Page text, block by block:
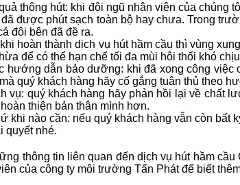
thông hút: khi đội ngũ nhân viên của chúng
được phút sạch toàn bộ hay chưa. Trong
đôi bên đã đề ra.
hoàn thành dịch vụ hút hầm cầu thì vùng
để có thể hạn chế tối đa mùi hôi thối khó
hướng dẫn bảo dưỡng: khi đã xong công
quý khách hàng hãy cố gắng tuân thủ theo
vụ: quý khách hàng hãy phản hồi lại về chất
thiện bản thân mình hơn.
khi nào cần: nếu quý khách hàng vẫn còn
quyết nhé.
thông tin liên quan đến dịch vụ hút hầm
của công ty môi trường Tấn Phát để biết